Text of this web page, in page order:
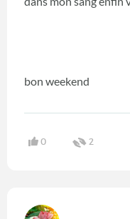
bon weekend
0 2